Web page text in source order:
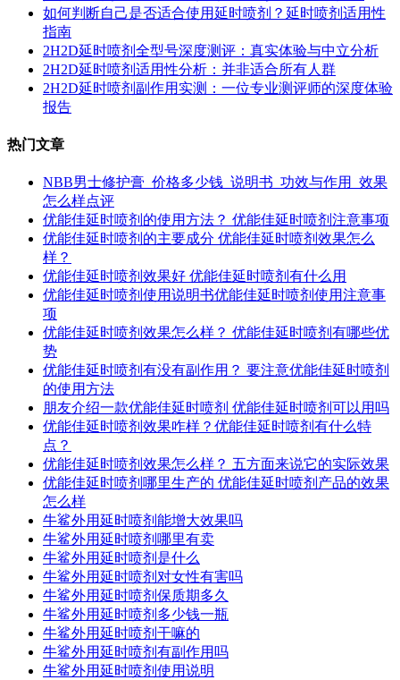
如何判断自己是否适合使用延时喷剂？延时喷剂适用性
指南
2H2D延时喷剂全型号深度测评：真实体验与中立分析
2H2D延时喷剂适用性分析：并非适合所有人群
2H2D延时喷剂副作用实测：一位专业测评师的深度体验
报告
热门文章
NBB男士修护膏_价格多少钱_说明书_功效与作用_效果
怎么样点评
优能佳延时喷剂的使用方法？ 优能佳延时喷剂注意事项
优能佳延时喷剂的主要成分 优能佳延时喷剂效果怎么
样？
优能佳延时喷剂效果好 优能佳延时喷剂有什么用
优能佳延时喷剂使用说明书优能佳延时喷剂使用注意事
项
优能佳延时喷剂效果怎么样？ 优能佳延时喷剂有哪些优
势
优能佳延时喷剂有没有副作用？ 要注意优能佳延时喷剂
的使用方法
朋友介绍一款优能佳延时喷剂 优能佳延时喷剂可以用吗
优能佳延时喷剂效果咋样？优能佳延时喷剂有什么特
点？
优能佳延时喷剂效果怎么样？ 五方面来说它的实际效果
优能佳延时喷剂哪里生产的 优能佳延时喷剂产品的效果
怎么样
牛鲨外用延时喷剂能增大效果吗
牛鲨外用延时喷剂哪里有卖
牛鲨外用延时喷剂是什么
牛鲨外用延时喷剂对女性有害吗
牛鲨外用延时喷剂保质期多久
牛鲨外用延时喷剂多少钱一瓶
牛鲨外用延时喷剂干嘛的
牛鲨外用延时喷剂有副作用吗
牛鲨外用延时喷剂使用说明